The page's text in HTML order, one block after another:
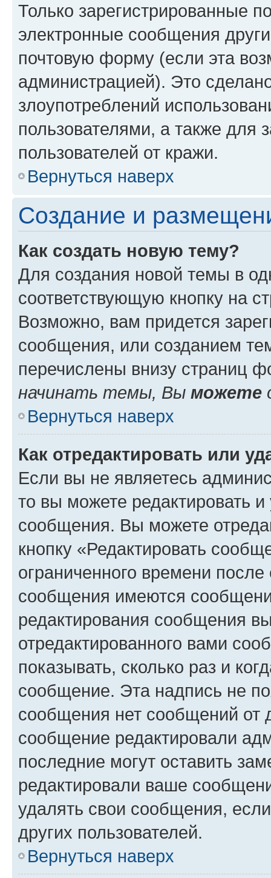
Только зарегистрированные
электронные сообщения
почтовую форму (если эта
администрацией). Это
злоупотреблений
пользователями, а также для
пользователей от кражи.
Вернуться наверх
Создание и
Как создать новую тему?
Для создания новой темы в
соответствующую кнопку на
Возможно, вам придется
сообщения, или созданием
перечислены внизу страниц
начинать темы, Вы можете
Вернуться наверх
Как отредактировать или
Если вы не являетесь
то вы можете редактировать
сообщения. Вы можете
кнопку «Редактировать
ограниченного времени
сообщения имеются
редактирования сообщения
отредактированного вами
показывать, сколько раз и
сообщение. Эта надпись не
сообщения нет сообщений от
сообщение редактировали
последние могут оставить
редактировали ваше
удалять свои сообщения,
других пользователей.
Вернуться наверх